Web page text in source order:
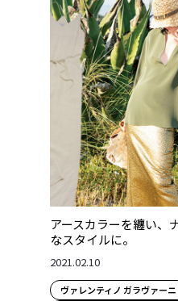
アースカラーを纏い、
なスタイルに。
2021.02.10
ヴァレンティノ ガラヴァーニ